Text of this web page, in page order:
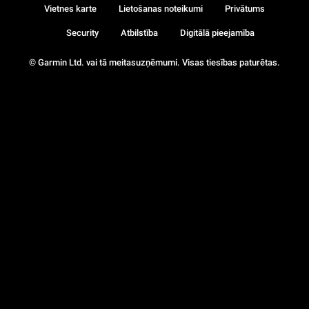
© Garmin Ltd. vai tā meitasuzņēmumi. Visas tiesības paturētas.
Vietnes karte Lietošanas noteikumi Privātums
Security Atbilstība Digitālā pieejamība